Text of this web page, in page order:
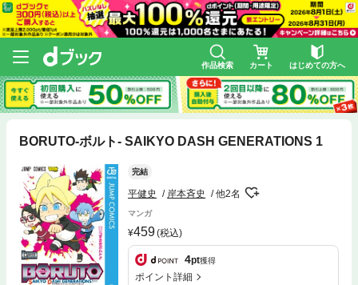
作品検索 カート はじめての方へ
BORUTO-ボルト- SAIKYO DASH GENERATIONS 1
完結
平健史 岸本斉史 他2名
マンガ
459(税込)
4pt獲得
ポイント詳細